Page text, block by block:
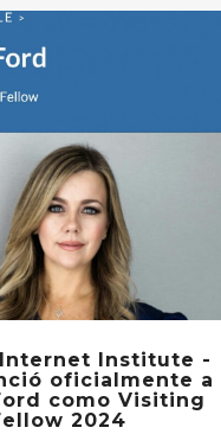
Institute -
oficialmente a
como Visiting
2024